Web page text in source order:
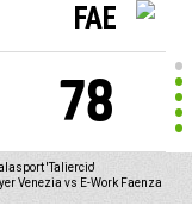
FAE
78
'Taliercio'
Venezia vs E-Work Faenza